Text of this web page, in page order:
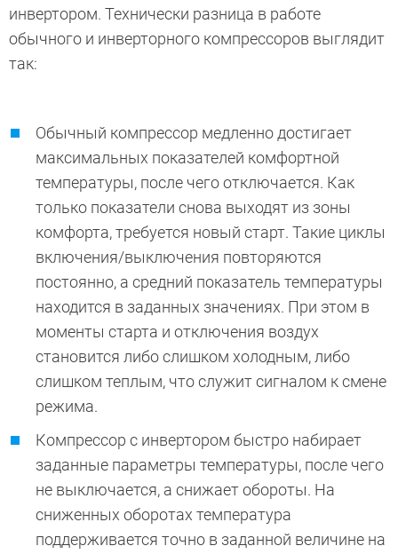
инвертором. Технически разница в работе
обычного и инверторного компрессоров выглядит
так:
Обычный компрессор медленно достигает
максимальных показателей комфортной
температуры, после чего отключается. Как
только показатели снова выходят из зоны
комфорта, требуется новый старт. Такие циклы
включения/выключения повторяются
постоянно, а средний показатель температуры
находится в заданных значениях. При этом в
моменты старта и отключения воздух
становится либо слишком холодным, либо
слишком теплым, что служит сигналом к смене
режима.
Компрессор с инвертором быстро набирает
заданные параметры температуры, после чего
не выключается, а снижает обороты. На
сниженных оборотах температура
поддерживается точно в заданной величине на